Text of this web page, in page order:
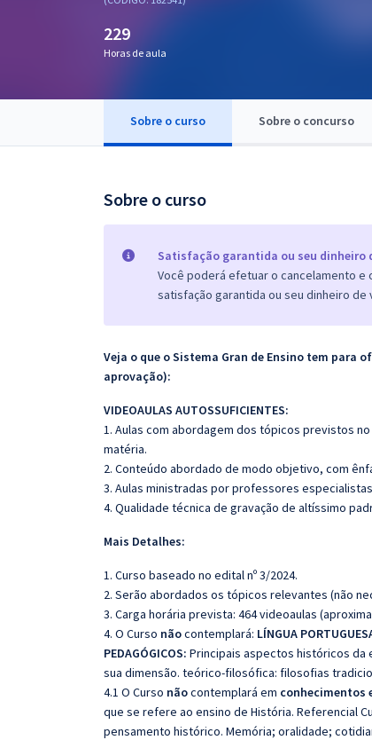
OAB
229
Horas de aula
Sobre o curso Sobre o concurso
Sobre o curso
Satisfação garantida ou seu dinheiro
Você poderá efetuar o cancelamento e
satisfação garantida ou seu dinheiro de
Veja o que o Sistema Gran de Ensino tem para
aprovação):
VIDEOAULAS AUTOSSUFICIENTES:
1. Aulas com abordagem dos tópicos previstos
matéria.
2. Conteúdo abordado de modo objetivo, com
3. Aulas ministradas por professores
4. Qualidade técnica de gravação de altíssimo
Mais Detalhes:
1. Curso baseado no edital nº 3/2024.
2. Serão abordados os tópicos relevantes (não
3. Carga horária prevista: 464 videoaulas
4. O Curso nãocontemplará: LÍNGUA
PEDAGÓGICOS: Principais aspectos históricos da
sua dimensão. teórico-filosófica: filosofias
4.1 O Curso nãocontemplará em conhecimentos
que se refere ao ensino de História. Referencial
pensamento histórico. Memória; oralidade;